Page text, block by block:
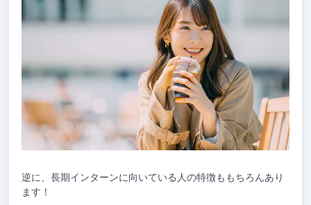
逆に、長期インターンに向いている人の特徴ももちろんあり
ます！